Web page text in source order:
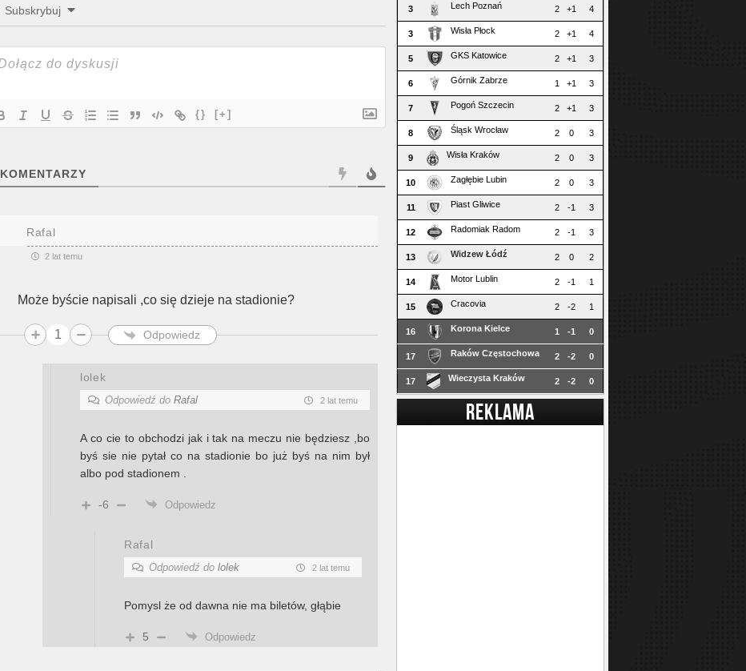
Subskrybuj
{} [+]
KOMENTARZY
Rafal
2 lat temu
Może byście napisali ,co się dzieje na stadionie?
1 Odpowiedz
lolek
Odpowiedź do Rafal 2 lat temu
A co cie to obchodzi jak i tak na meczu nie będziesz ,bo
byś sie nie pytał co na stadionie bo już byś na nim był
albo pod stadionem .
-6 Odpowiedz
Rafal
Odpowiedź do lolek 2 lat temu
Pomysl że od dawna nie ma biletów, głąbie
5 Odpowiedz
3 Lech Poznań 2 +1 4
3 Wisła Płock 2 +1 4
5 GKS Katowice 2 +1 3
6 Górnik Zabrze 1 +1 3
7 Pogoń Szczecin 2 +1 3
8 Śląsk Wrocław 2 0 3
9 Wisła Kraków 2 0 3
10 Zagłębie Lubin 2 0 3
11 Piast Gliwice 2 -1 3
12 Radomiak Radom 2 -1 3
13 Widzew Łódź 2 0 2
14 Motor Lublin 2 -1 1
15 Cracovia 2 -2 1
16 Korona Kielce 1 -1 0
17 Raków Częstochowa 2 -2 0
17 Wieczysta Kraków 2 -2 0
REKLAMA